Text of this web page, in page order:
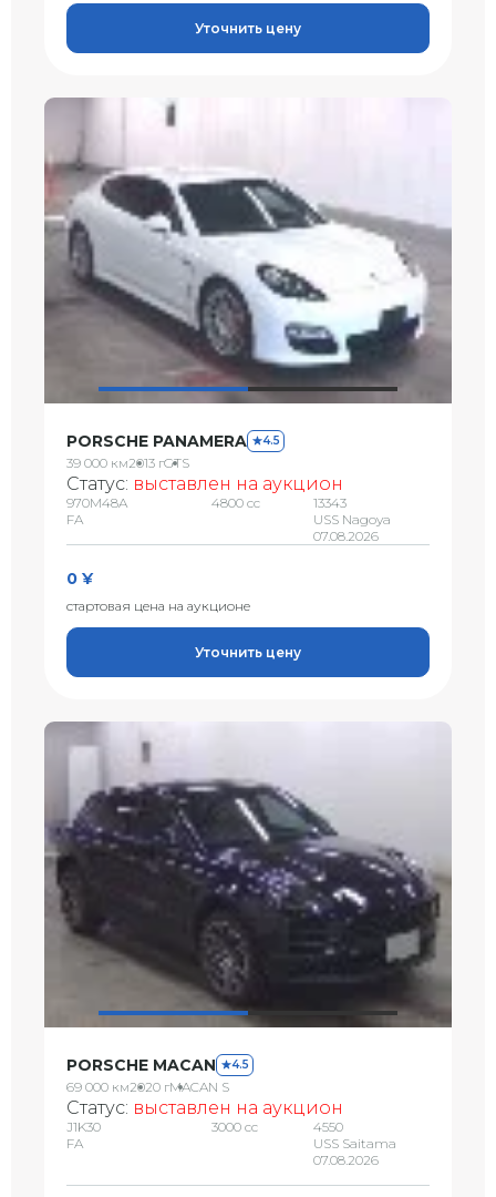
Уточнить цену
PORSCHE PANAMERA 4.5
39 000 км2013 гGTS
Статус: выставлен на аукцион
970M48A
FA
4800 сс
13343
USS Nagoya
07.08.2026
0 ¥
стартовая цена на аукционе
Уточнить цену
PORSCHE MACAN 4.5
69 000 км2020 гMACAN S
Статус: выставлен на аукцион
J1K30
FA
3000 сс
4550
USS Saitama
07.08.2026